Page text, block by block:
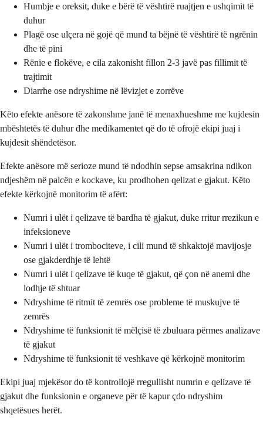
Humbje e oreksit, duke e bërë të vështirë ruajtjen e ushqimit të
duhur
Plagë ose ulçera në gojë që mund ta bëjnë të vështirë të ngrënin
dhe të pini
Rënie e flokëve, e cila zakonisht fillon 2-3 javë pas fillimit të
trajtimit
Diarrhe ose ndryshime në lëvizjet e zorrëve
Këto efekte anësore të zakonshme janë të menaxhueshme me kujdesin
mbështetës të duhur dhe medikamentet që do të ofrojë ekipi juaj i
kujdesit shëndetësor.
Efekte anësore më serioze mund të ndodhin sepse amsakrina ndikon
ndjeshëm në palcën e kockave, ku prodhohen qelizat e gjakut. Këto
efekte kërkojnë monitorim të afërt:
Numri i ulët i qelizave të bardha të gjakut, duke rritur rrezikun e
infeksioneve
Numri i ulët i trombociteve, i cili mund të shkaktojë mavijosje
ose gjakderdhje të lehtë
Numri i ulët i qelizave të kuqe të gjakut, që çon në anemi dhe
lodhje të shtuar
Ndryshime të ritmit të zemrës ose probleme të muskujve të
zemrës
Ndryshime të funksionit të mëlçisë të zbuluara përmes analizave
të gjakut
Ndryshime të funksionit të veshkave që kërkojnë monitorim
Ekipi juaj mjekësor do të kontrollojë rregullisht numrin e qelizave të
gjakut dhe funksionin e organeve për të kapur çdo ndryshim
shqetësues herët.